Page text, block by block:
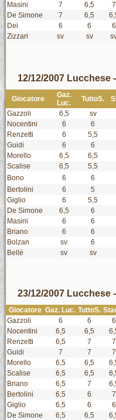
Masini
7 6,5 7
De Simone
7 6,5
Dei
6 6 6
Zizzari
sv sv
12/12/2007 Lucchese
Giocatore
Gaz.
Luc.
TuttoS.
Gazzoli
6,5 sv
Nocentini
6 6
Renzetti
6 5,5
Guidi
6 6
Morello
6,5 6,5
Scalise
6,5 5,5
Bono
6 6
Bertolini
6 5
Giglio
6 5,5
De Simone
6,5 6
Masini
6 6
Briano
6 6
Bolzan
sv 6
Bellè
sv sv
23/12/2007 Lucchese
Giocatore Gaz. Luc. TuttoS.
Gazzoli
6 6 6
Nocentini
6,5 6,5
Renzetti
6,5 7 7
Guidi
7 7 7
Morello
6,5 6,5
Scalise
6,5 6,5
Briano
6,5 7
Bertolini
6,5 6 7
Giglio
6,5 6 6
De Simone
6,5 6,5